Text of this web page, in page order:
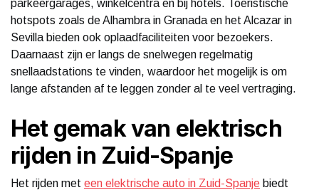
parkeergarages, winkelcentra en bij hotels. Toeristische
hotspots zoals de Alhambra in Granada en het Alcazar in
Sevilla bieden ook oplaadfaciliteiten voor bezoekers.
Daarnaast zijn er langs de snelwegen regelmatig
snellaadstations te vinden, waardoor het mogelijk is om
lange afstanden af te leggen zonder al te veel vertraging.
Het gemak van elektrisch
rijden in Zuid-Spanje
Het rijden met een elektrische auto in Zuid-Spanje biedt